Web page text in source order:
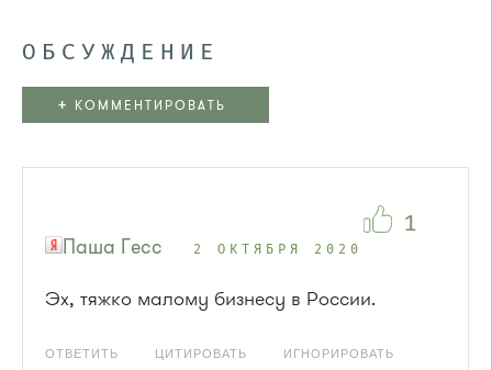
ОБСУЖДЕНИЕ
+ КОММЕНТИРОВАТЬ
Паша Гесс 2 ОКТЯБРЯ 2020
Эх, тяжко малому бизнесу в России.
ОТВЕТИТЬ ЦИТИРОВАТЬ ИГНОРИРОВАТЬ
1